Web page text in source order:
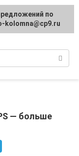
— больше
по
kolomna@cp9.ru